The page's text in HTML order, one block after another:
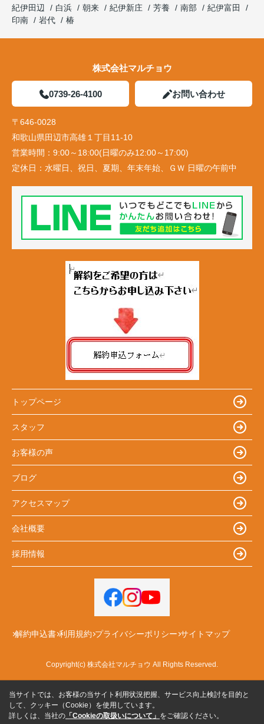
紀伊田辺
白浜 朝来 紀伊新庄 芳養 南部
紀伊富田
印南
岩代 椿
株式会社マルチョウ
0739-26-4100 お問い合わせ
〒646-0028
和歌山県田辺市高雄１丁目11-10
営業時間： 9:00～18:00(日曜のみ12:00～17:00)
定休日： 水曜日、祝日、夏期、年末年始、ＧＷ 日曜の午前中
トップページ
スタッフ
お客様の声
ブログ
アクセスマップ
会社概要
採用情報
解約申込書 利用規約 プライバシーポリシー サイトマップ
Copyright(c) 株式会社マルチョウ All Rights Reserved.
当サイトでは、お客様の当サイト利用状況把握、サービス向上検討を目的と
して、クッキー（Cookie）を使用しています。
詳しくは、当社の 「Cookieの取扱いについて」 をご確認ください。